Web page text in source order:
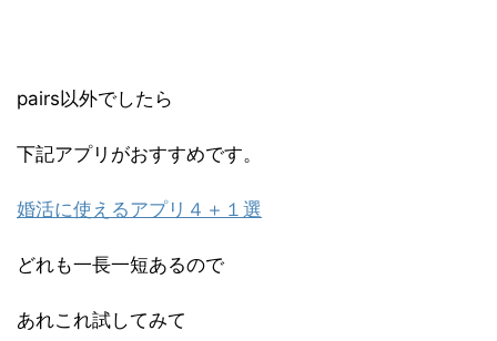
pairs以外でしたら
下記アプリがおすすめです。
婚活に使えるアプリ４＋１選
どれも一長一短あるので
あれこれ試してみて